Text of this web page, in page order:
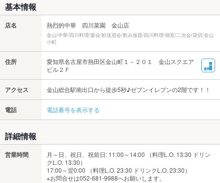
基本情報
店名 熱烈的中華 四川菜園 金山店
金山/中華/四川料理/宴会/歓送迎会/飲み放題/四川料理/個室/二次会/貸切/金山
小町
住所
愛知県名古屋市熱田区金山町１－２０１ 金山スクエア
ビル２Ｆ
アクセス 金山総合駅南出口から徒歩5秒♪ゼブンイレブンの2階です！！
電話 電話番号を表示する
詳細情報
営業時間
月～日、祝日、祝前日: 11:00～14:00 （料理L.O. 13:30 ドリン
クL.O. 13:30）
17:00～翌0:00 （料理L.O. 23:30 ドリンクL.O. 23:30）
※お問合せは052-681-9988へお願いします。